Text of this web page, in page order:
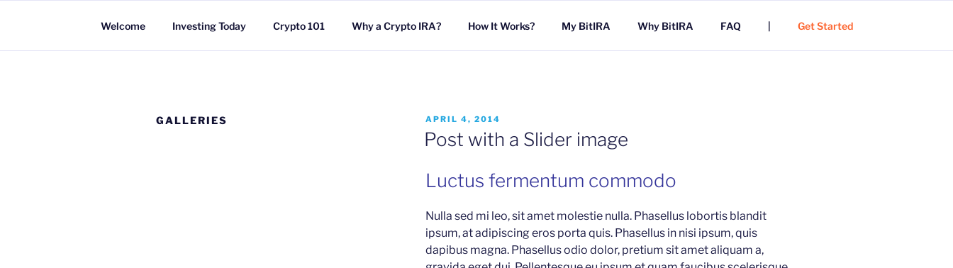
Welcome Investing Today Crypto 101 Why a Crypto IRA? How It Works? My BitIRA Why BitIRA FAQ | Get Started
GALLERIES
POSTED
ON
APRIL 4, 2014
Post with a Slider image
Luctus fermentum commodo
Nulla sed mi leo, sit amet molestie nulla. Phasellus lobortis blandit
ipsum, at adipiscing eros porta quis. Phasellus in nisi ipsum, quis
dapibus magna. Phasellus odio dolor, pretium sit amet aliquam a,